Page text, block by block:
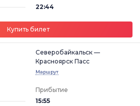
22:44
Купить билет
Северобайкальск —
Красноярск Пасс
Маршрут
Прибытие
15:55